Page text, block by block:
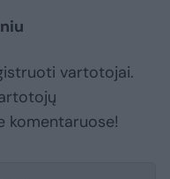
vartotojai.
komentaruose!